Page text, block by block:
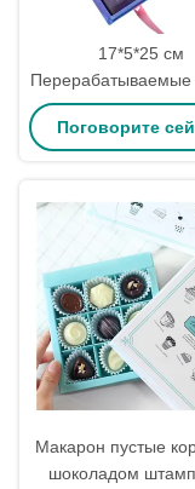
17*5*25 см
Перерабатываемые
коробки для
выдвижные
Поговорите
Макарон пустые
шоколадом